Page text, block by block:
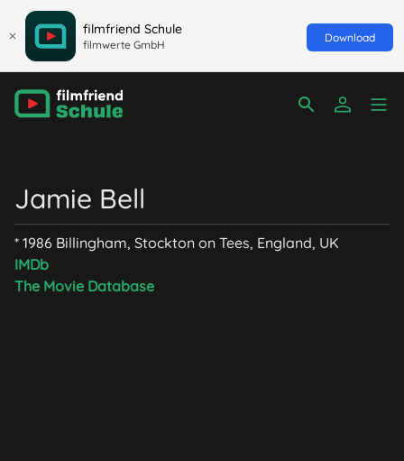
filmfriend Schule
filmwerte GmbH
Download
Jamie Bell
* 1986 Billingham, Stockton on Tees, England, UK
IMDb
The Movie Database